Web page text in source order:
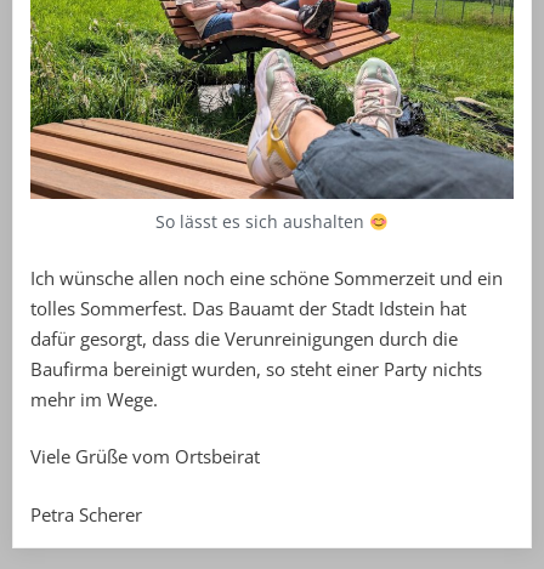
So lässt es sich aushalten
Ich wünsche allen noch eine schöne Sommerzeit und ein
tolles Sommerfest. Das Bauamt der Stadt Idstein hat
dafür gesorgt, dass die Verunreinigungen durch die
Baufirma bereinigt wurden, so steht einer Party nichts
mehr im Wege.
Viele Grüße vom Ortsbeirat
Petra Scherer